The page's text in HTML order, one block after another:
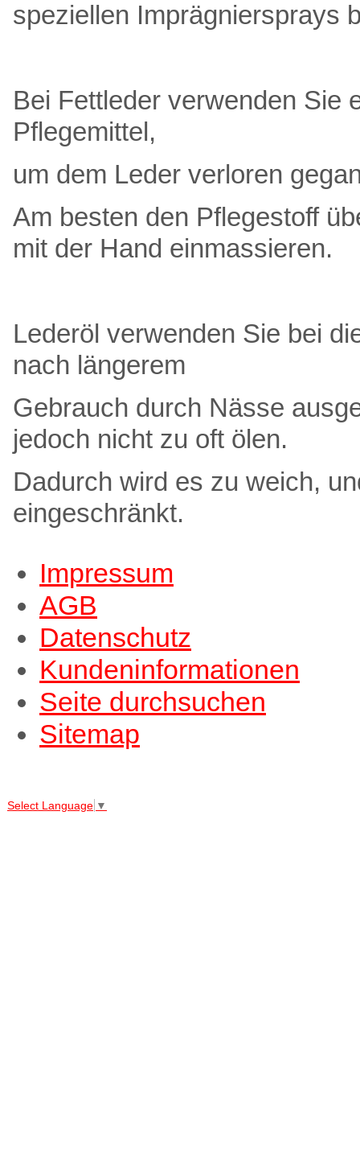
speziellen Imprägniersprays
Bei Fettleder verwenden Sie
Pflegemittel,
um dem Leder verloren
Am besten den Pflegestoff
mit der Hand einmassieren.
Lederöl verwenden Sie bei
nach längerem
Gebrauch durch Nässe
jedoch nicht zu oft ölen.
Dadurch wird es zu weich,
eingeschränkt.
Impressum
AGB
Datenschutz
Kundeninformationen
Seite durchsuchen
Sitemap
Select Language ▼